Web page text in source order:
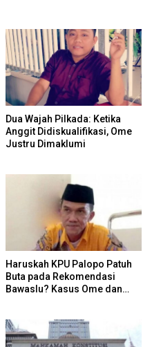
Dua Wajah Pilkada: Ketika
Anggit Didiskualifikasi, Ome
Justru Dimaklumi
Haruskah KPU Palopo Patuh
Buta pada Rekomendasi
Bawaslu? Kasus Ome dan